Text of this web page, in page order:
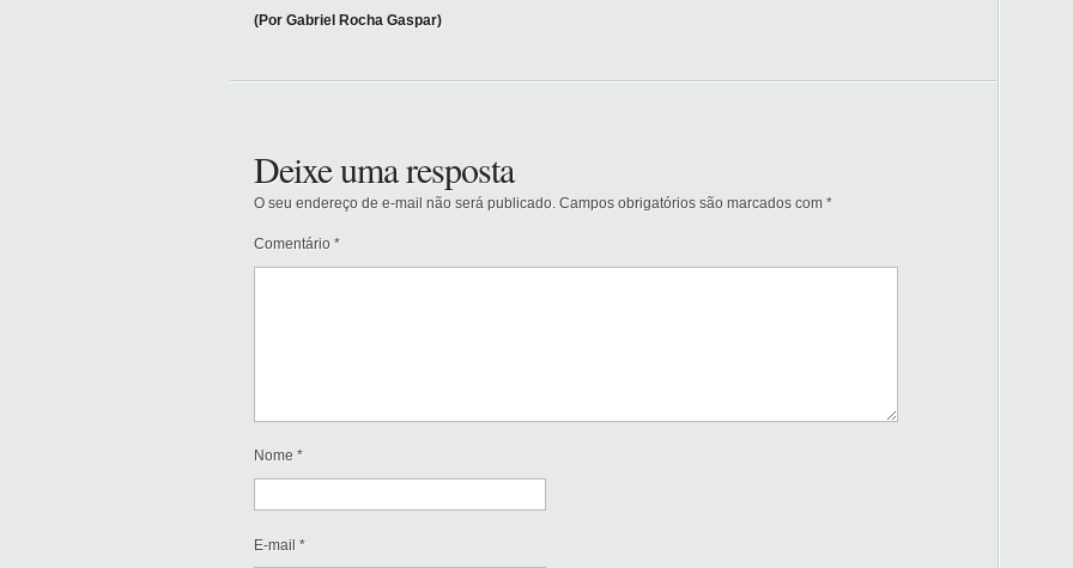
(Por Gabriel Rocha Gaspar)
Deixe uma resposta
O seu endereço de e-mail não será publicado. Campos obrigatórios são marcados com *
Comentário *
Nome *
E-mail *